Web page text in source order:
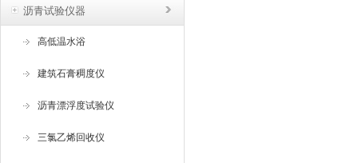
沥青试验仪器
高低温水浴
建筑石膏稠度仪
沥青漂浮度试验仪
三氯乙烯回收仪